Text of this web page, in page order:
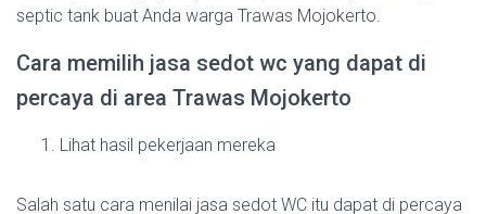
septic tank buat Anda warga Trawas Mojokerto.
Cara memilih jasa sedot wc yang dapat di
percaya di area Trawas Mojokerto
Lihat hasil pekerjaan mereka
Salah satu cara menilai jasa sedot WC itu dapat di percaya